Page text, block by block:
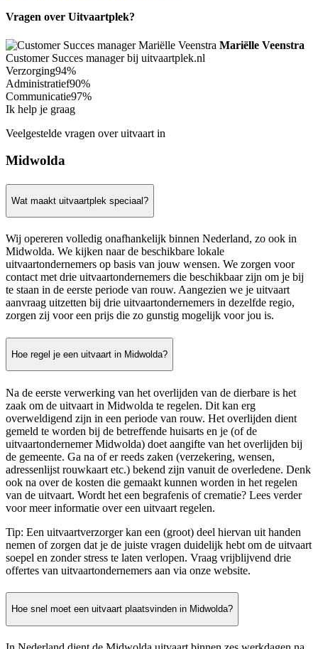
Vragen over Uitvaartplek?
Mariëlle Veenstra
Customer Succes manager bij uitvaartplek.nl
Verzorging94%
Administratief90%
Communicatie97%
Ik help je graag
Veelgestelde vragen over uitvaart in
Midwolda
Wat maakt uitvaartplek speciaal?
Wij opereren volledig onafhankelijk binnen Nederland, zo ook in
Midwolda. We kijken naar de beschikbare lokale
uitvaartondernemers op basis van jouw wensen. We zorgen voor
contact met drie uitvaartondernemers die beschikbaar zijn om je bij
te staan in de eerste periode van rouw. Aangezien we je uitvaart
aanvraag uitzetten bij drie uitvaartondernemers in dezelfde regio,
zorgen zij voor een prijs die zo gunstig mogelijk voor jou is.
Hoe regel je een uitvaart in Midwolda?
Na de eerste verwerking van het overlijden van de dierbare is het
zaak om de uitvaart in Midwolda te regelen. Dit kan erg
overweldigend zijn in een periode van rouw. Het overlijden dient
gemeld te worden bij de betreffende huisarts en je (of de
uitvaartondernemer Midwolda) doet aangifte van het overlijden bij
de gemeente. Ga na of er reeds zaken (verzekering, wensen,
adressenlijst rouwkaart etc.) bekend zijn vanuit de overledene. Denk
ook na over de kosten die gemaakt kunnen worden in het regelen
van de uitvaart. Wordt het een begrafenis of crematie? Lees verder
voor meer informatie over een uitvaart regelen.
Tip: Een uitvaartverzorger kan een (groot) deel hiervan uit handen
nemen of zorgen dat je de juiste vragen duidelijk hebt om de uitvaart
soepel en zonder stress te laten verlopen. Vraag vrijblijvend drie
offertes van uitvaartondernemers aan via onze website.
Hoe snel moet een uitvaart plaatsvinden in Midwolda?